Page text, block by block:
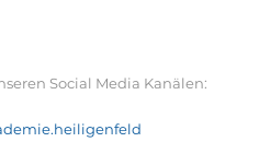
Social Media Kanälen: